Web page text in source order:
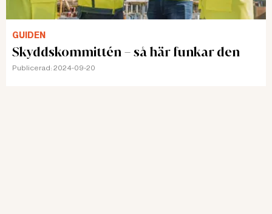
GUIDEN
Skyddskommittén – så här funkar den
Publicerad: 2024-09-20